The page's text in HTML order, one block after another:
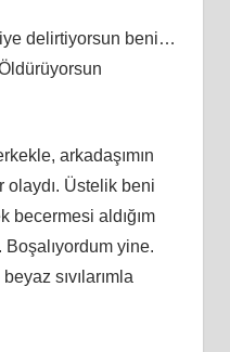
delirtiyorsun beni…
arkadaşımın
Üstelik beni
becermesi aldığım
Boşalıyordum yine.
sıvılarımla